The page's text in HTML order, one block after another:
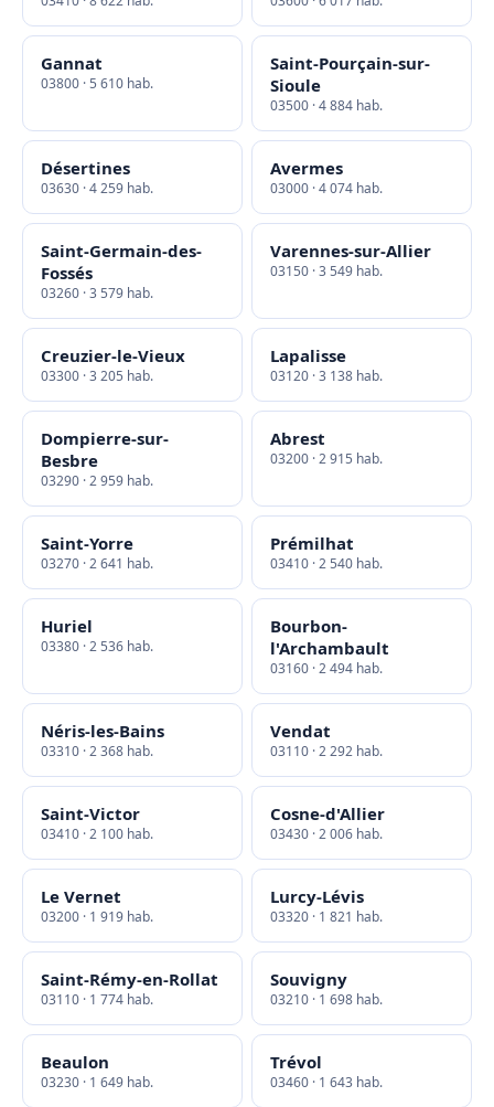
Gannat
03800 · 5 610 hab.
Saint-Pourçain-sur-
Sioule
03500 · 4 884 hab.
Désertines
03630 · 4 259 hab.
Avermes
03000 · 4 074 hab.
Saint-Germain-des-
Fossés
03260 · 3 579 hab.
Varennes-sur-Allier
03150 · 3 549 hab.
Creuzier-le-Vieux
03300 · 3 205 hab.
Lapalisse
03120 · 3 138 hab.
Dompierre-sur-
Besbre
03290 · 2 959 hab.
Abrest
03200 · 2 915 hab.
Saint-Yorre
03270 · 2 641 hab.
Prémilhat
03410 · 2 540 hab.
Huriel
03380 · 2 536 hab.
Bourbon-
l'Archambault
03160 · 2 494 hab.
Néris-les-Bains
03310 · 2 368 hab.
Vendat
03110 · 2 292 hab.
Saint-Victor
03410 · 2 100 hab.
Cosne-d'Allier
03430 · 2 006 hab.
Le Vernet
03200 · 1 919 hab.
Lurcy-Lévis
03320 · 1 821 hab.
Saint-Rémy-en-Rollat
03110 · 1 774 hab.
Souvigny
03210 · 1 698 hab.
Beaulon
03230 · 1 649 hab.
Trévol
03460 · 1 643 hab.